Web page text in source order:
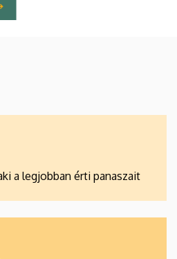
a legjobban érti panaszait